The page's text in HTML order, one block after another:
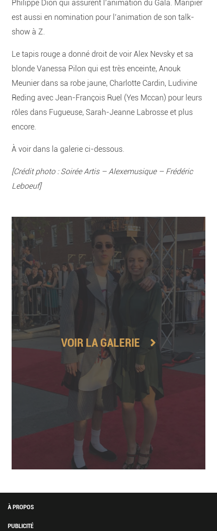
Philippe Dion qui assurent l’animation du Gala. Maripier
est aussi en nomination pour l’animation de son talk-
show à Z.
Le tapis rouge a donné droit de voir Alex Nevsky et sa
blonde Vanessa Pilon qui est très enceinte, Anouk
Meunier dans sa robe jaune, Charlotte Cardin, Ludivine
Reding avec Jean-François Ruel (Yes Mccan) pour leurs
rôles dans Fugueuse, Sarah-Jeanne Labrosse et plus
encore.
À voir dans la galerie ci-dessous.
[Crédit photo : Soirée Artis – Alexemusique – Frédéric
Leboeuf]
VOIR LA GALERIE
À PROPOS
PUBLICITÉ